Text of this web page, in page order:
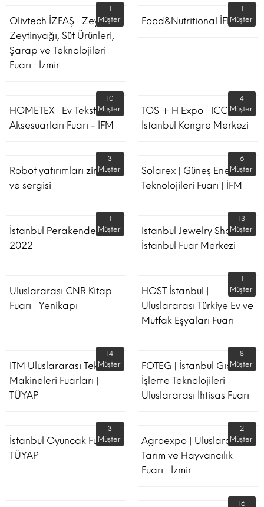
Olivtech İZFAŞ | Zeytin,
Zeytinyağı, Süt Ürünleri,
Şarap ve Teknolojileri
Fuarı | İzmir
1
Müşteri
Food&Nutritional İFM
1
Müşteri
HOMETEX | Ev Tekstili Ve
Aksesuarları Fuarı - İFM
10
Müşteri
TOS + H Expo | ICC -
İstanbul Kongre Merkezi
4
Müşteri
Robot yatırımları zirvesi
ve sergisi
3
Müşteri
Solarex | Güneş Enerjisi &
Teknolojileri Fuarı | İFM
6
Müşteri
İstanbul Perakende Fuarı
2022
1
Müşteri
Istanbul Jewelry Show |
İstanbul Fuar Merkezi
13
Müşteri
Uluslararası CNR Kitap
Fuarı | Yenikapı
HOST İstanbul |
Uluslararası Türkiye Ev ve
Mutfak Eşyaları Fuarı
1
Müşteri
ITM Uluslararası Tekstil
Makineleri Fuarları |
TÜYAP
14
Müşteri
FOTEG | İstanbul Gıda
İşleme Teknolojileri
Uluslararası İhtisas Fuarı
8
Müşteri
İstanbul Oyuncak Fuarı -
TÜYAP
3
Müşteri
Agroexpo | Uluslararası
Tarım ve Hayvancılık
Fuarı | İzmir
2
Müşteri
16